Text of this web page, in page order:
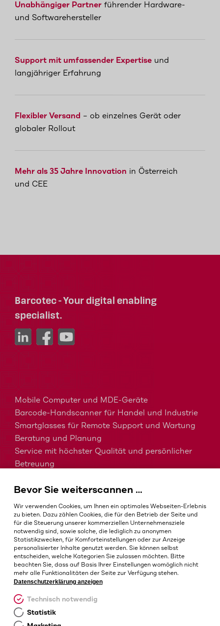
Unabhängiger Partner führender Hardware-
und Softwarehersteller
Support mit umfassender Expertise und
langjähriger Erfahrung
Flexibler Versand – ob einzelnes Gerät oder
globaler Rollout
Mehr als 35 Jahre Innovation in Österreich
und CEE
Barcotec - Your digital enabling
specialist.
Mobile Computer und MDE-Geräte
Barcode-Handscanner für Handel und Industrie
Smartglasses für Remote Support und Wartung
Beratung und Planung
Service mit höchster Qualität und persönlicher
Betreuung
Barcodes in der Intralogistik
Barcodes im Gesundheitswesen
IP-Schutzklassen – Welche ist die Richtige?
AGB
Impressum
Datenschutz
Bevor Sie weiterscannen …
Wir verwenden Cookies, um Ihnen ein optimales Webseiten-Erlebnis
zu bieten. Dazu zählen Cookies, die für den Betrieb der Seite und
für die Steuerung unserer kommerziellen Unternehmensziele
notwendig sind, sowie solche, die lediglich zu anonymen
Statistikzwecken, für Komforteinstellungen oder zur Anzeige
personalisierter Inhalte genutzt werden. Sie können selbst
entscheiden, welche Kategorien Sie zulassen möchten. Bitte
beachten Sie, dass auf Basis Ihrer Einstellungen womöglich nicht
mehr alle Funktionalitäten der Seite zur Verfügung stehen.
Datenschutzerklärung anzeigen
Technisch notwendig
Statistik